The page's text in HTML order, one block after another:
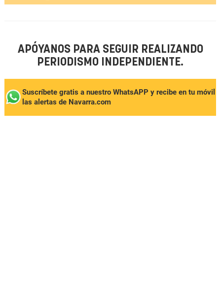
APÓYANOS PARA SEGUIR REALIZANDO
PERIODISMO INDEPENDIENTE.
Suscríbete gratis a nuestro WhatsAPP y recibe en tu móvil
las alertas de Navarra.com